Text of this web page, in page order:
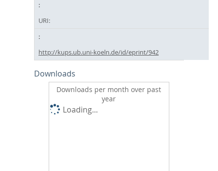
URI:
http://kups.ub.uni-koeln.de/id/eprint/942
Downloads
Downloads per month over past
year
Loading...